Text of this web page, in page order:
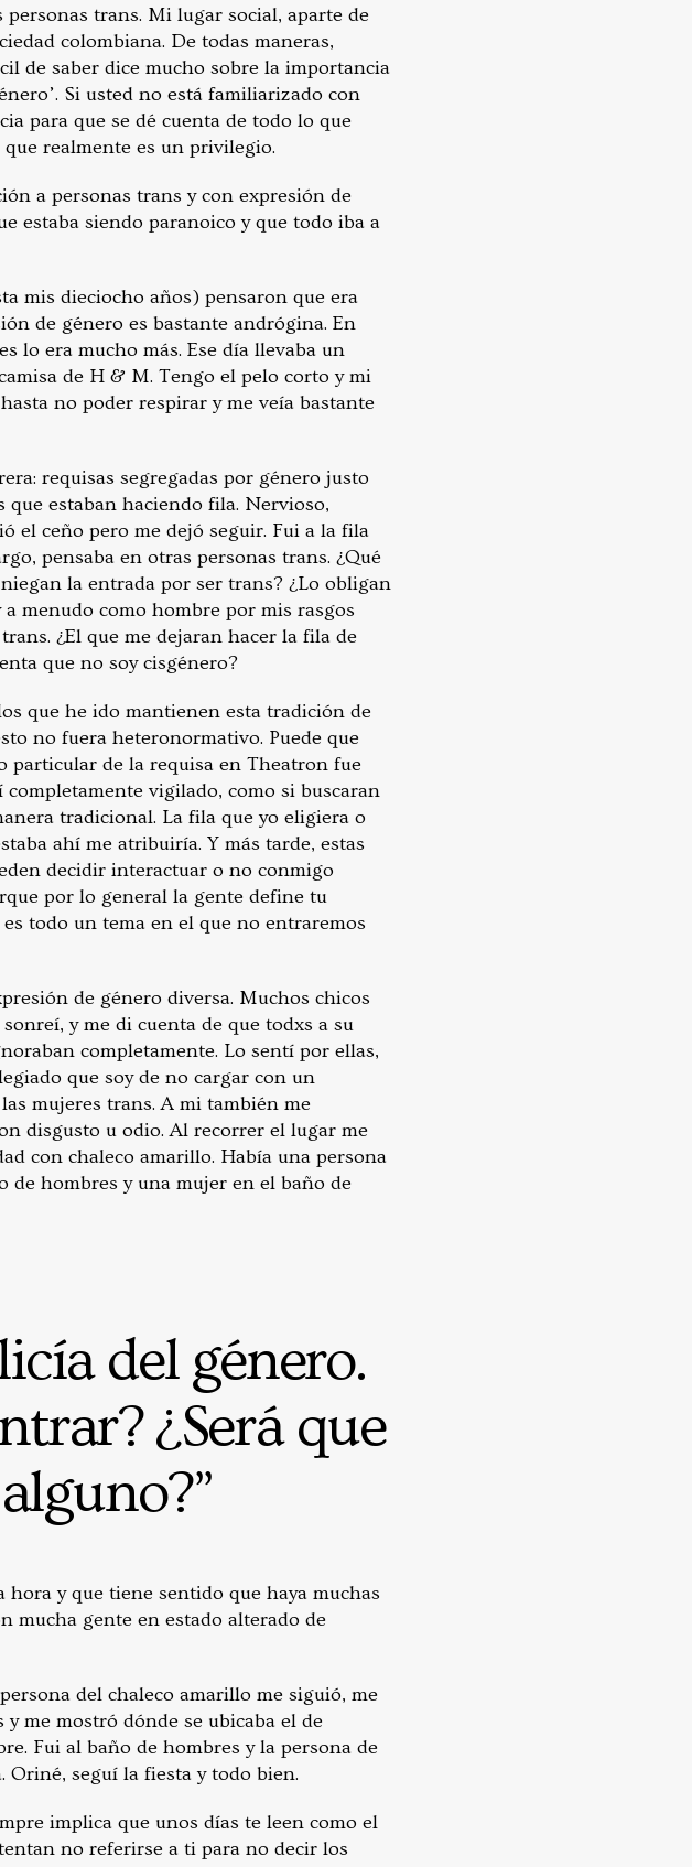
trans. Mi lugar social, aparte de
colombiana. De todas maneras,
de saber dice mucho sobre la importancia
Si usted no está familiarizado con
para que se dé cuenta de todo lo que
realmente es un privilegio.
a personas trans y con expresión de
estaba siendo paranoico y que todo iba a
mis dieciocho años) pensaron que era
de género es bastante andrógina. En
lo era mucho más. Ese día llevaba un
de H & M. Tengo el pelo corto y mi
no poder respirar y me veía bastante
requisas segregadas por género justo
que estaban haciendo fila. Nervioso,
el ceño pero me dejó seguir. Fui a la fila
pensaba en otras personas trans. ¿Qué
la entrada por ser trans? ¿Lo obligan
menudo como hombre por mis rasgos
¿El que me dejaran hacer la fila de
que no soy cisgénero?
que he ido mantienen esta tradición de
no fuera heteronormativo. Puede que
particular de la requisa en Theatron fue
vigilado, como si buscaran
tradicional. La fila que yo eligiera o
ahí me atribuiría. Y más tarde, estas
decidir interactuar o no conmigo
por lo general la gente define tu
todo un tema en el que no entraremos
de género diversa. Muchos chicos
y me di cuenta de que todxs a su
completamente. Lo sentí por ellas,
que soy de no cargar con un
mujeres trans. A mi también me
disgusto u odio. Al recorrer el lugar me
con chaleco amarillo. Había una persona
de hombres y una mujer en el baño de
del género.
¿Será que
y que tiene sentido que haya muchas
mucha gente en estado alterado de
del chaleco amarillo me siguió, me
me mostró dónde se ubicaba el de
Fui al baño de hombres y la persona de
seguí la fiesta y todo bien.
implica que unos días te leen como el
no referirse a ti para no decir los